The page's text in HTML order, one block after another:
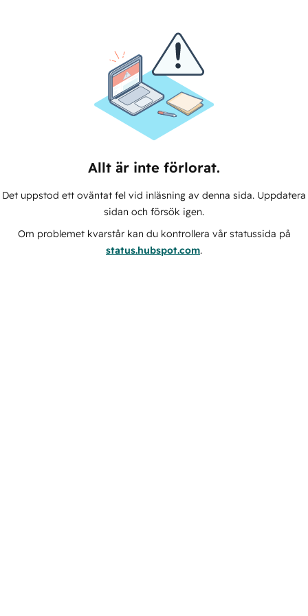
Allt är inte förlorat.
Det uppstod ett oväntat fel vid inläsning av denna sida. Uppdatera
sidan och försök igen.
Om problemet kvarstår kan du kontrollera vår statussida på
status.hubspot.com.